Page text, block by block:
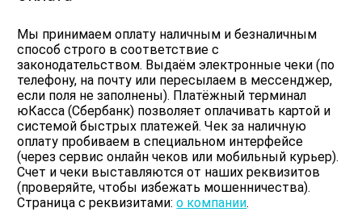
Мы принимаем оплату наличным и безналичным
способ строго в соответствие с
законодательством. Выдаём электронные чеки (по
телефону, на почту или пересылаем в мессенджер,
если поля не заполнены). Платёжный терминал
юКасса (Сбербанк) позволяет оплачивать картой и
системой быстрых платежей. Чек за наличную
оплату пробиваем в специальном интерфейсе
(через сервис онлайн чеков или мобильный курьер).
Счет и чеки выставляются от наших реквизитов
(проверяйте, чтобы избежать мошенничества).
Страница с реквизитами:о компании.